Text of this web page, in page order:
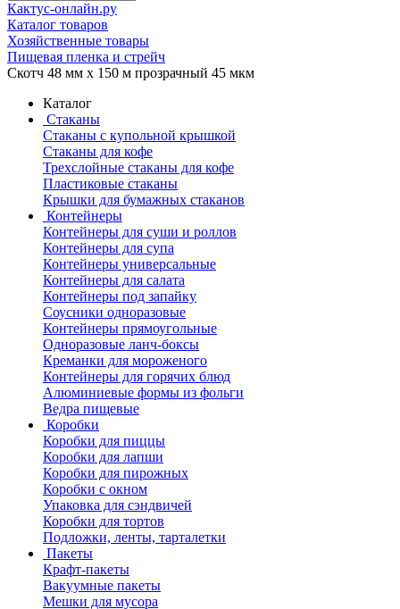
Кактус-онлайн.ру
Каталог товаров
Хозяйственные товары
Пищевая пленка и стрейч
Скотч 48 мм х 150 м прозрачный 45 мкм
Каталог
Стаканы
Стаканы с купольной крышкой
Стаканы для кофе
Трехслойные стаканы для кофе
Пластиковые стаканы
Крышки для бумажных стаканов
Контейнеры
Контейнеры для суши и роллов
Контейнеры для супа
Контейнеры универсальные
Контейнеры для салата
Контейнеры под запайку
Соусники одноразовые
Контейнеры прямоугольные
Одноразовые ланч-боксы
Креманки для мороженого
Контейнеры для горячих блюд
Алюминиевые формы из фольги
Ведра пищевые
Коробки
Коробки для пиццы
Коробки для лапши
Коробки для пирожных
Коробки с окном
Упаковка для сэндвичей
Коробки для тортов
Подложки, ленты, тарталетки
Пакеты
Крафт-пакеты
Вакуумные пакеты
Мешки для мусора